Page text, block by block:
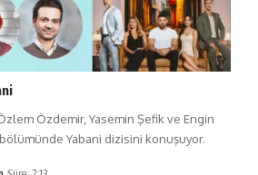
Özdemir, Yasemin Şefik ve Engin
Yabani dizisini konuşuyor.